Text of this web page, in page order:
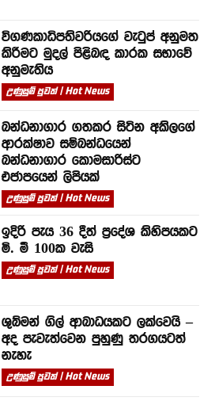
විගණකාධිපතිවරියගේ වැටුප් අනුමත
කිරීමට මුදල් පිළිබඳ කාරක සභාවේ
අනුමැතිය
උණුසුම් පුවත් | Hot News
බන්ධනාගාර ගතකර සිටින අකිලගේ
ආරක්ෂාව සම්බන්ධයෙන්
බන්ධනාගාර කොමසාරිස්ට
එජාපයෙන් ලිපියක්
උණුසුම් පුවත් | Hot News
ඉදිරි පැය 36 දීත් ප්‍රදේශ කිහිපයකට
මි. මී 100ක වැසි
උණුසුම් පුවත් | Hot News
ශුබ්මන් ගිල් ආබාධයකට ලක්වෙයි –
අද පැවැත්වෙන පුහුණු තරගයටත්
නැහැ
උණුසුම් පුවත් | Hot News